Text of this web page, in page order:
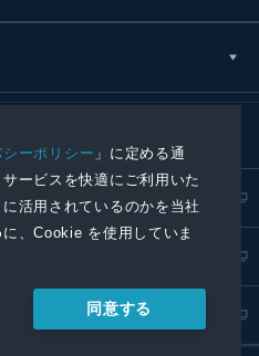
ーポリシー 」に定める通
ービスを快適にご利用いた
活用されているのかを当社
、Cookie を使用していま
同意する
プライバシーポリシー